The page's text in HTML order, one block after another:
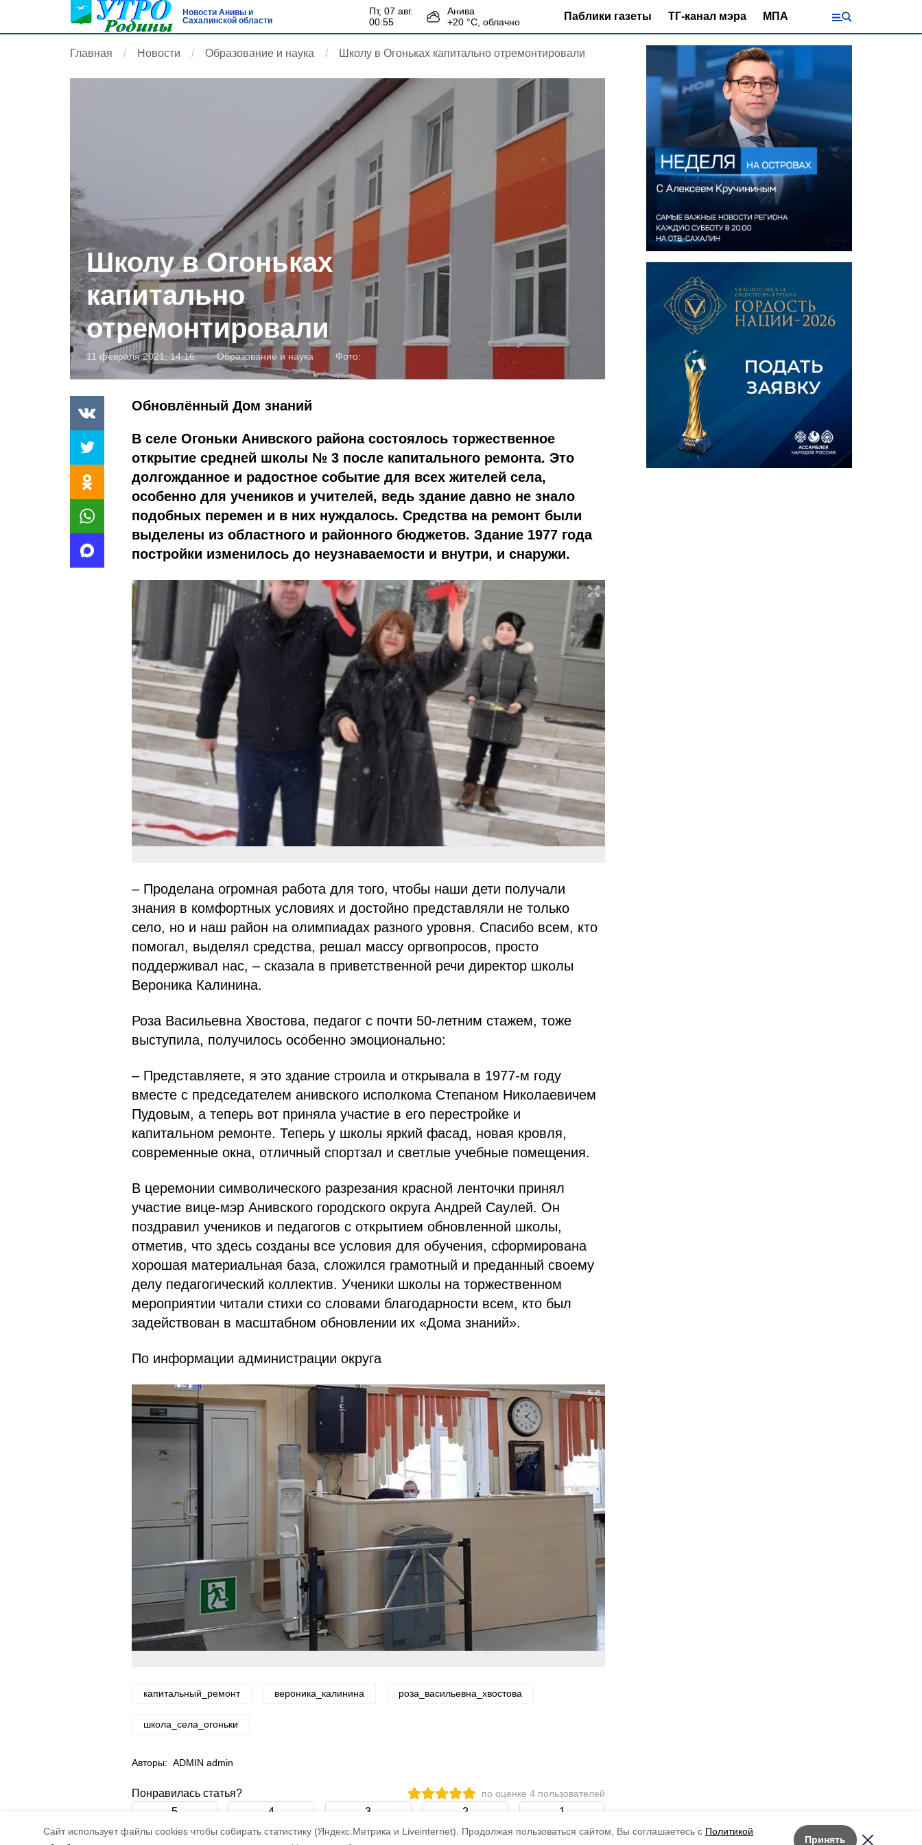
Cайт использует файлы cookies чтобы собирать статистику (Яндекс.Метрика и Liveinternet). Продолжая пользоваться сайтом, Вы соглашаетесь с Политикой
Принять
Новости Анивы и
Сахалинской области
пт, 07 авг.
00:55
Анива
+20 °С, облачно Паблики газеты ТГ-канал мэра МПА
Лента новостей
Главная Новости Образование и наука Школу в Огоньках капитально отремонтировали
Школу в Огоньках
капитально
отремонтировали
11 февраля 2021, 14:16 Образование и наука Фото:
Обновлённый Дом знаний
В селе Огоньки Анивского района состоялось торжественное
открытие средней школы № 3 после капитального ремонта. Это
долгожданное и радостное событие для всех жителей села,
особенно для учеников и учителей, ведь здание давно не знало
подобных перемен и в них нуждалось. Средства на ремонт были
выделены из областного и районного бюджетов. Здание 1977 года
постройки изменилось до неузнаваемости и внутри, и снаружи.
– Проделана огромная работа для того, чтобы наши дети получали
знания в комфортных условиях и достойно представляли не только
село, но и наш район на олимпиадах разного уровня. Спасибо всем, кто
помогал, выделял средства, решал массу оргвопросов, просто
поддерживал нас, – сказала в приветственной речи директор школы
Вероника Калинина.
Роза Васильевна Хвостова, педагог с почти 50-летним стажем, тоже
выступила, получилось особенно эмоционально:
– Представляете, я это здание строила и открывала в 1977-м году
вместе с председателем анивского исполкома Степаном Николаевичем
Пудовым, а теперь вот приняла участие в его перестройке и
капитальном ремонте. Теперь у школы яркий фасад, новая кровля,
современные окна, отличный спортзал и светлые учебные помещения.
В церемонии символического разрезания красной ленточки принял
участие вице-мэр Анивского городского округа Андрей Саулей. Он
поздравил учеников и педагогов с открытием обновленной школы,
отметив, что здесь созданы все условия для обучения, сформирована
хорошая материальная база, сложился грамотный и преданный своему
делу педагогический коллектив. Ученики школы на торжественном
мероприятии читали стихи со словами благодарности всем, кто был
задействован в масштабном обновлении их «Дома знаний».
По информации администрации округа
капитальный_ремонт вероника_калинина роза_васильевна_хвостова
школа_села_огоньки
Авторы: ADMIN admin
Понравилась статья? по оценке 4 пользователей
5 4 3 2 1